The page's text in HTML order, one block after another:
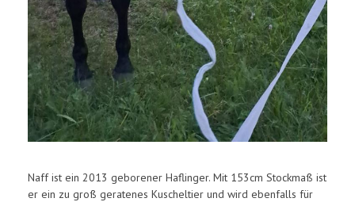
Naff ist ein 2013 geborener Haflinger. Mit 153cm Stockmaß ist
er ein zu groß geratenes Kuscheltier und wird ebenfalls für